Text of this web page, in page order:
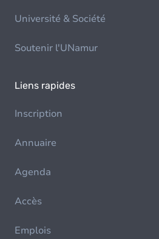
Université & Société
Soutenir l'UNamur
Liens rapides
Inscription
Annuaire
Agenda
Accès
Emplois